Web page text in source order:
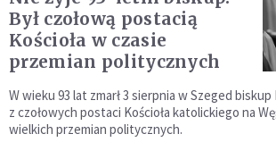
Był czołową postacią
Kościoła w czasie
przemian politycznych
W wieku 93 lat zmarł 3 sierpnia w Szeged biskup
z czołowych postaci Kościoła katolickiego na
wielkich przemian politycznych.